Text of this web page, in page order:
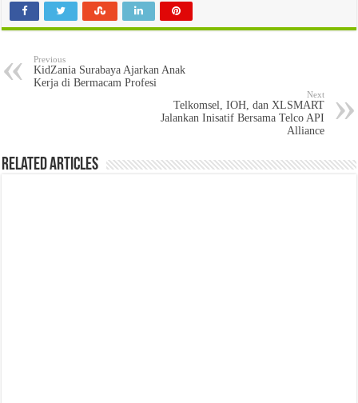
Previous
KidZania Surabaya Ajarkan Anak
Kerja di Bermacam Profesi
Next
Telkomsel, IOH, dan XLSMART
Jalankan Inisatif Bersama Telco API
Alliance
Related Articles